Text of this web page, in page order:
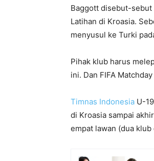
Baggott disebut-sebut
Latihan di Kroasia.
menyusul ke Turki
Pihak klub harus
ini. Dan FIFA
Timnas Indonesia U-
di Kroasia sampai
empat lawan (dua klub